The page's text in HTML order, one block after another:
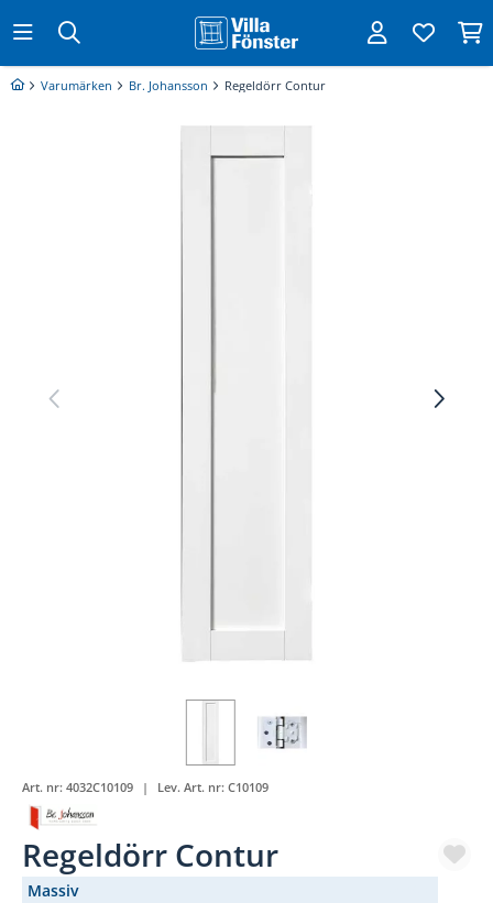
Varumärken Br. Johansson Regeldörr Contur
Art. nr: 4032C10109 Lev. Art. nr: C10109
Regeldörr Contur
Massiv